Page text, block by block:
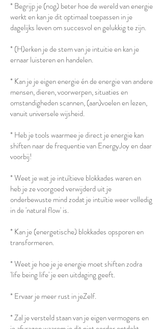
* Begrijp je (nog) beter hoe de wereld van energie
werkt en kan je dit optimaal toepassen in je
dagelijks leven om succesvol en gelukkig te zijn.
* (H)erken je de stem van je intuitie en kan je
ernaar luisteren en handelen.
* Kan je je eigen energie én de energie van andere
mensen, dieren, voorwerpen, situaties en
omstandigheden scannen, (aan)voelen en lezen,
vanuit universele wijsheid.
* Heb je tools waarmee je direct je energie kan
shiften naar de frequentie van EnergyJoy en daar
voorbij!
* Weet je wat je intuïtieve blokkades waren en
heb je ze voorgoed verwijderd uit je
onderbewuste mind zodat je intuïtie weer volledig
in de 'natural flow' is.
* Kan je (energetische) blokkades opsporen en
transformeren.
* Weet je hoe je je energie moet shiften zodra
'life being life' je een uitdaging geeft.
* Ervaar je meer rust in jeZelf.
* Zal je versteld staan van je eigen vermogens en